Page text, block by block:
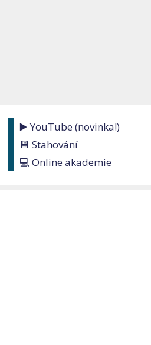
▶️ YouTube (novinka!)
💾 Stahování
💻 Online akademie